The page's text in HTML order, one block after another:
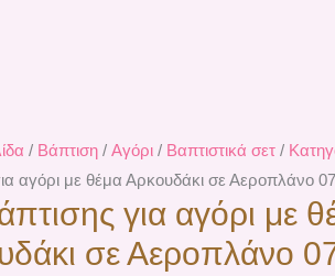
/ Βάπτιση / Αγόρι / Βαπτιστικά σετ /
αγόρι με θέμα Αρκουδάκι σε Αεροπλάνο
για αγόρι με
σε Αεροπλάνο